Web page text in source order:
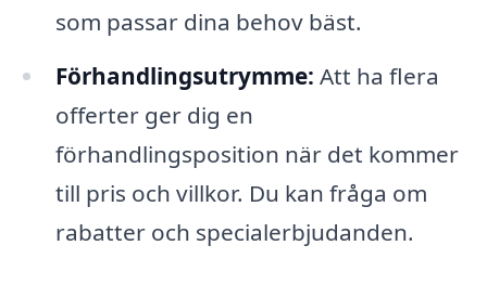
som passar dina behov bäst.
Förhandlingsutrymme: Att ha flera
offerter ger dig en
förhandlingsposition när det kommer
till pris och villkor. Du kan fråga om
rabatter och specialerbjudanden.